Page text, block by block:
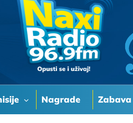
Nagrade Zabava